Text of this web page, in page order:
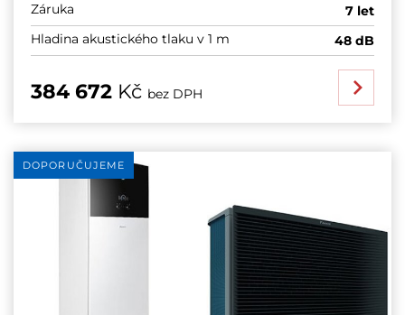
Záruka
7 let
Hladina akustického tlaku v 1 m
48 dB
384 672 Kč bez DPH
DOPORUČUJEME